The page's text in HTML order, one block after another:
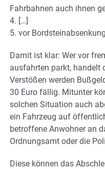
Fahrbahnen auch ihnen
4. […]
5. vor
Damit ist klar: Wer vor
ausfahrten parkt, handelt
Verstößen werden
30 Euro fällig. Mitunter
solchen Situation auch
ein Fahrzeug auf
betroffene Anwohner an
Ordnungsamt oder die
Diese können das